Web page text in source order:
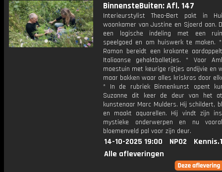
BinnensteBuiten: Afl. 147
Interieurstylist Theo-Bert pakt in
woonkamer van Justine en Sjoerd aan.
een logische indeling met een
speelgoed en om huiswerk te maken.
Ramon bereidt een krokante
Italiaanse gehaktballetjes. * Voor
moestuin met keurige rijtjes andijvie en
maar bakken waar alles kriskras door
* In de rubriek Binnenkunst opent
Suzanne dit keer de deur van het
kunstenaar Marc Mulders. Hij schildert,
en maakt aquarellen. Hij vindt zijn
mystieke onderwerpen en nu
bloemenveld pal voor zijn deur.
14-10-2025 19:00 NPO2
Alle afleveringen